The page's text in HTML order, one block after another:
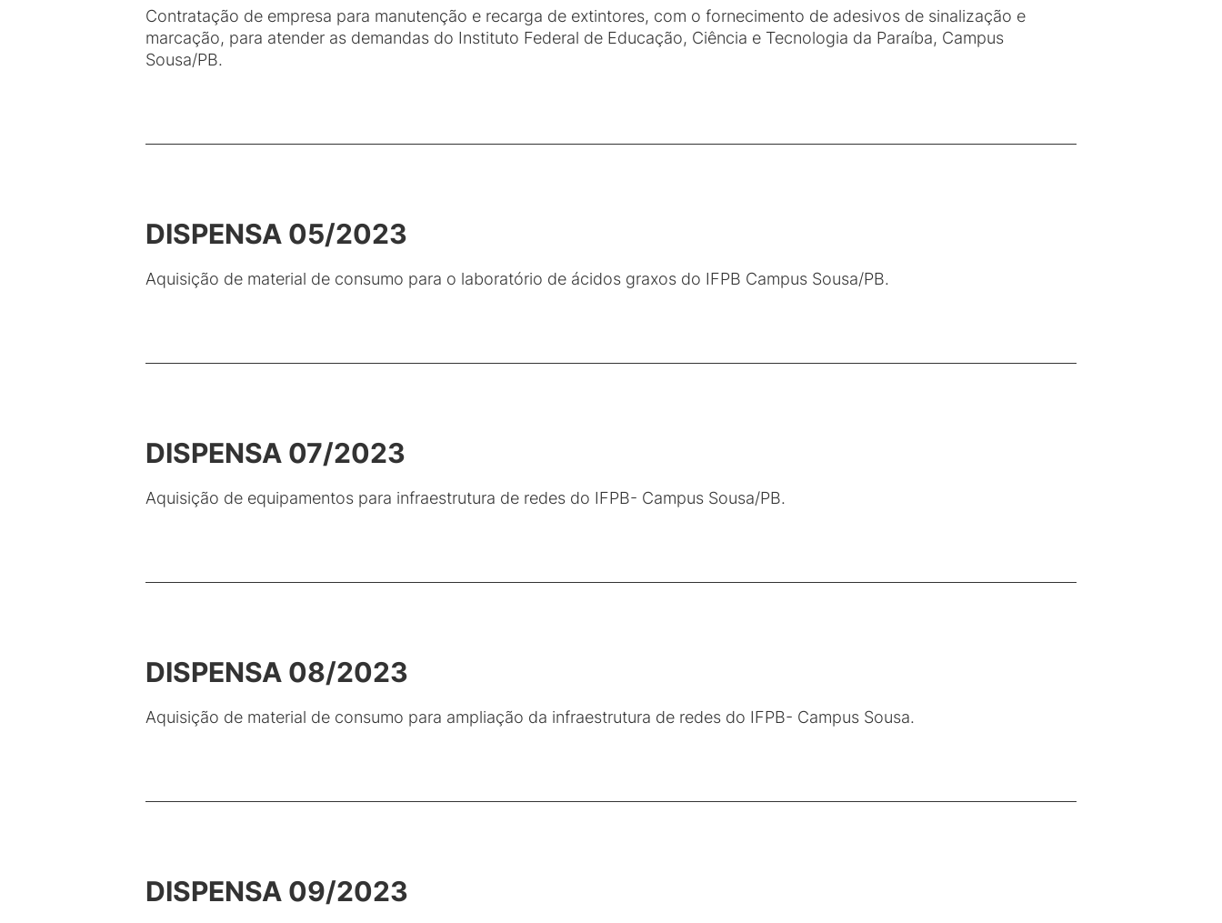
Contratação de empresa para manutenção e recarga de extintores, com o fornecimento de adesivos de sinalização e
marcação, para atender as demandas do Instituto Federal de Educação, Ciência e Tecnologia da Paraíba, Campus
Sousa/PB.
DISPENSA 05/2023
Aquisição de material de consumo para o laboratório de ácidos graxos do IFPB Campus Sousa/PB.
DISPENSA 07/2023
Aquisição de equipamentos para infraestrutura de redes do IFPB- Campus Sousa/PB.
DISPENSA 08/2023
Aquisição de material de consumo para ampliação da infraestrutura de redes do IFPB- Campus Sousa.
DISPENSA 09/2023